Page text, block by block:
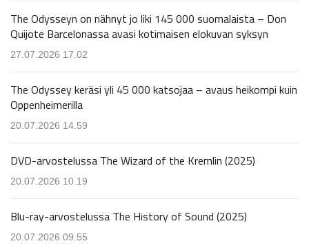
The Odysseyn on nähnyt jo liki 145 000 suomalaista – Don
Quijote Barcelonassa avasi kotimaisen elokuvan syksyn
27.07.2026 17.02
The Odyssey keräsi yli 45 000 katsojaa – avaus heikompi kuin
Oppenheimerilla
20.07.2026 14.59
DVD-arvostelussa The Wizard of the Kremlin (2025)
20.07.2026 10.19
Blu-ray-arvostelussa The History of Sound (2025)
20.07.2026 09.55